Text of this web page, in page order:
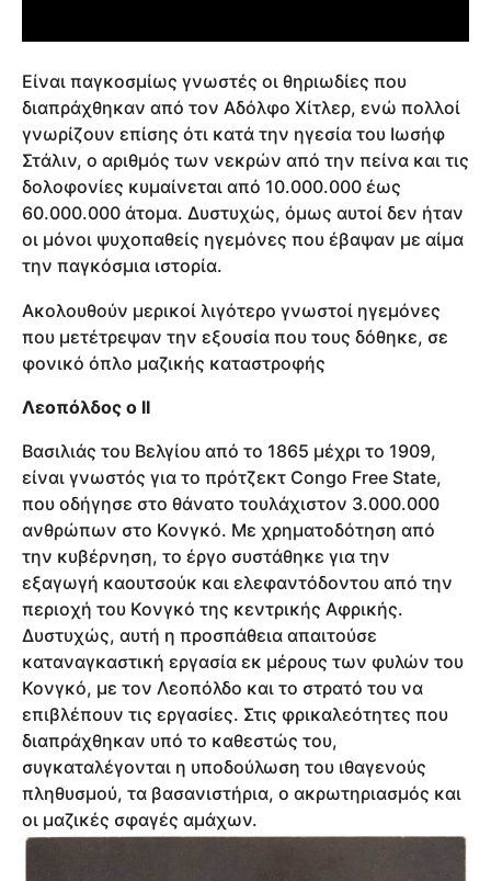
Είναι παγκοσμίως γνωστές οι θηριωδίες που
διαπράχθηκαν από τον Αδόλφο Χίτλερ, ενώ πολλοί
γνωρίζουν επίσης ότι κατά την ηγεσία του Ιωσήφ
Στάλιν, ο αριθμός των νεκρών από την πείνα και τις
δολοφονίες κυμαίνεται από 10.000.000 έως
60.000.000 άτομα. Δυστυχώς, όμως αυτοί δεν ήταν
οι μόνοι ψυχοπαθείς ηγεμόνες που έβαψαν με αίμα
την παγκόσμια ιστορία.
Ακολουθούν μερικοί λιγότερο γνωστοί ηγεμόνες
που μετέτρεψαν την εξουσία που τους δόθηκε, σε
φονικό όπλο μαζικής καταστροφής
Λεοπόλδος ο ΙΙ
Bασιλιάς του Βελγίου από το 1865 μέχρι το 1909,
είναι γνωστός για το πρότζεκτ Congo Free State,
που οδήγησε στο θάνατο τουλάχιστον 3.000.000
ανθρώπων στο Κονγκό. Με χρηματοδότηση από
την κυβέρνηση, το έργο συστάθηκε για την
εξαγωγή καουτσούκ και ελεφαντόδοντου από την
περιοχή του Κονγκό της κεντρικής Αφρικής.
Δυστυχώς, αυτή η προσπάθεια απαιτούσε
καταναγκαστική εργασία εκ μέρους των φυλών του
Κονγκό, με τον Λεοπόλδο και το στρατό του να
επιβλέπουν τις εργασίες. Στις φρικαλεότητες που
διαπράχθηκαν υπό το καθεστώς του,
συγκαταλέγονται η υποδούλωση του ιθαγενούς
πληθυσμού, τα βασανιστήρια, ο ακρωτηριασμός και
οι μαζικές σφαγές αμάχων.